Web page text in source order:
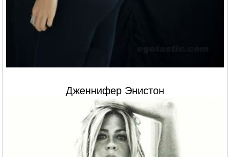
Дженнифер Энистон